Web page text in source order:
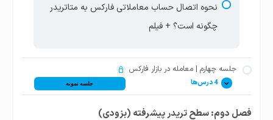
نحوه اتصال حساب معاملاتی فارکس به متاتریدر
چگونه است؟ + فیلم
جلسه چهارم | معامله در بازار فارکس
جلسه نمونه 4 درس‌ها
معامله در فارکس چیست؟ انواع معاملات خرید و
فصل دوم: سطح تریدر پیشرفته (بزودی)